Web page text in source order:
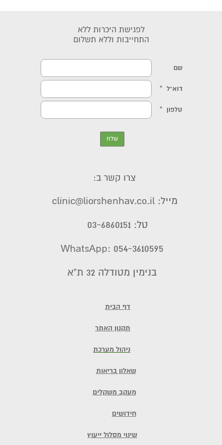
דף הבית
תקנון האתר
ניהול מערכת
שאלון בריאות
מעקב משקלים
חידושים
שינוי מסלול ייעוץ
לפגישת היכרות ללא
התחייבות וללא תשלום
בנימין מטודלה 32 ת"א
צרו קשר ב:
מייל: clinic@liorshenhav.co.il
טל: 03-6860151
WhatsApp: 054-3610595